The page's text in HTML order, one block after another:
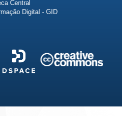
Central
Digital - GID